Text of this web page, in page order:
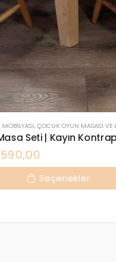
,ÇOCUK OYUN MASASI VE
Seçenekler